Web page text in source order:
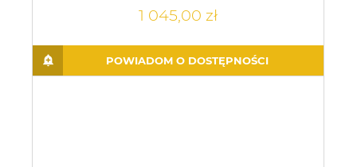
1 045,00 zł
POWIADOM O DOSTĘPNOŚCI